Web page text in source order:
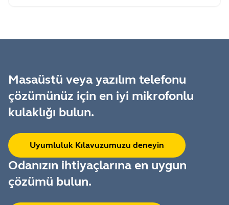
Masaüstü veya yazılım telefonu
çözümünüz için en iyi mikrofonlu
kulaklığı bulun.
Uyumluluk Kılavuzumuzu deneyin
Odanızın ihtiyaçlarına en uygun
çözümü bulun.